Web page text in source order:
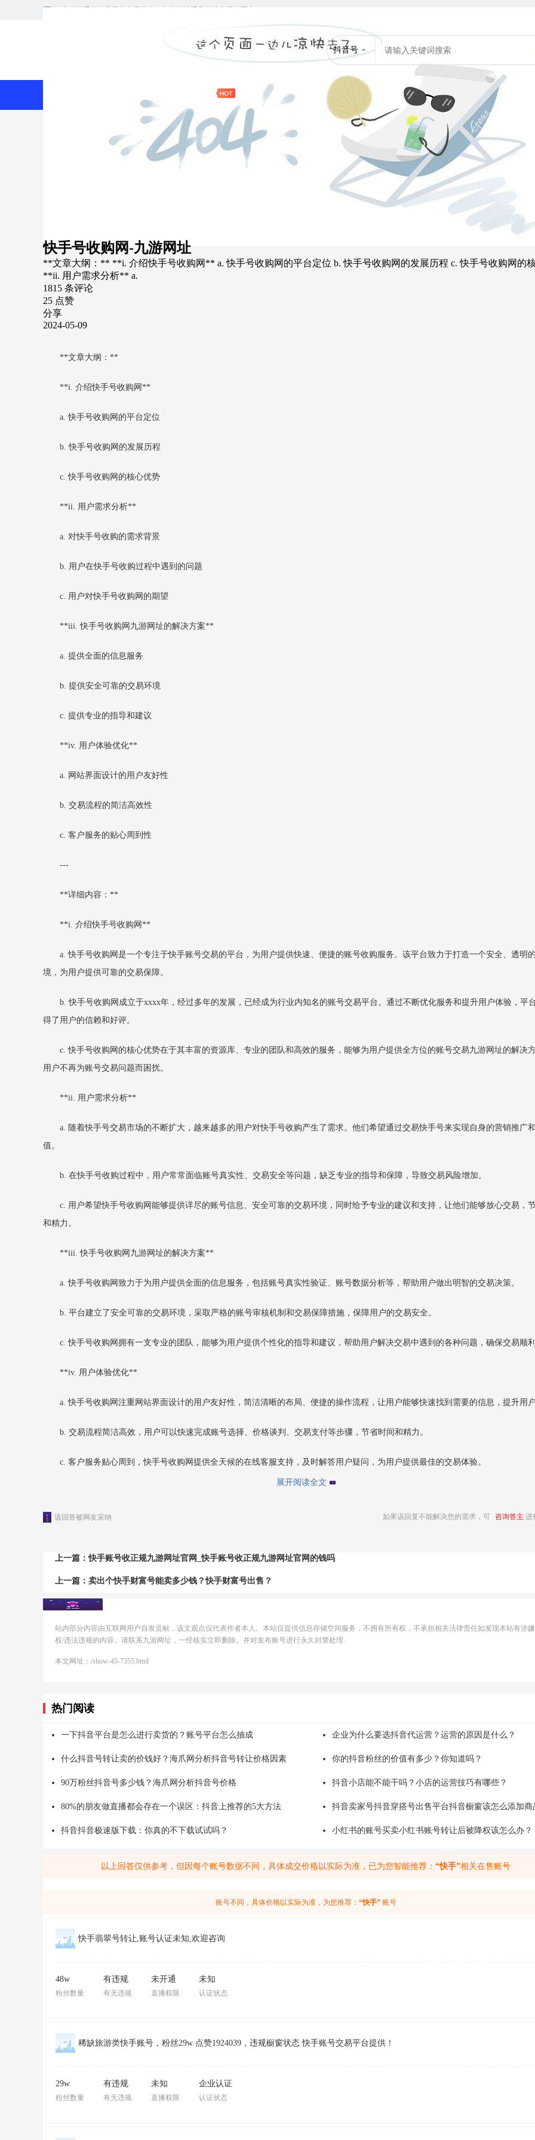
淘鑫媒快手等级号买卖交易平台，各等级快手号转让交易领军者
抖音号
快手账号购买 抖音号交易 微博账号交
快手号收购网-九游网址
**文章大纲：** **i. 介绍快手号收购网** a. 快手号收购网的平台定位 b. 快手号收购网的发展历程 c. 快手号收购网的
**ii. 用户需求分析** a.
1815 条评论
25 点赞
分享
2024-05-09
**文章大纲：**
**i. 介绍快手号收购网**
a. 快手号收购网的平台定位
b. 快手号收购网的发展历程
c. 快手号收购网的核心优势
**ii. 用户需求分析**
a. 对快手号收购的需求背景
b. 用户在快手号收购过程中遇到的问题
c. 用户对快手号收购网的期望
**iii. 快手号收购网九游网址的解决方案**
a. 提供全面的信息服务
b. 提供安全可靠的交易环境
c. 提供专业的指导和建议
**iv. 用户体验优化**
a. 网站界面设计的用户友好性
b. 交易流程的简洁高效性
c. 客户服务的贴心周到性
---
**详细内容：**
**i. 介绍快手号收购网**
a. 快手号收购网是一个专注于快手账号交易的平台，为用户提供快速、便捷的账号收购服务。该平台致力于打造一个安全、透明
境，为用户提供可靠的交易保障。
b. 快手号收购网成立于xxxx年，经过多年的发展，已经成为行业内知名的账号交易平台。通过不断优化服务和提升用户体验，平
得了用户的信赖和好评。
c. 快手号收购网的核心优势在于其丰富的资源库、专业的团队和高效的服务，能够为用户提供全方位的账号交易九游网址的解决
用户不再为账号交易问题而困扰。
**ii. 用户需求分析**
a. 随着快手号交易市场的不断扩大，越来越多的用户对快手号收购产生了需求。他们希望通过交易快手号来实现自身的营销推广
值。
b. 在快手号收购过程中，用户常常面临账号真实性、交易安全等问题，缺乏专业的指导和保障，导致交易风险增加。
c. 用户希望快手号收购网能够提供详尽的账号信息、安全可靠的交易环境，同时给予专业的建议和支持，让他们能够放心交易，
和精力。
**iii. 快手号收购网九游网址的解决方案**
a. 快手号收购网致力于为用户提供全面的信息服务，包括账号真实性验证、账号数据分析等，帮助用户做出明智的交易决策。
b. 平台建立了安全可靠的交易环境，采取严格的账号审核机制和交易保障措施，保障用户的交易安全。
c. 快手号收购网拥有一支专业的团队，能够为用户提供个性化的指导和建议，帮助用户解决交易中遇到的各种问题，确保交易顺利
**iv. 用户体验优化**
a. 快手号收购网注重网站界面设计的用户友好性，简洁清晰的布局、便捷的操作流程，让用户能够快速找到需要的信息，提升用户
b. 交易流程简洁高效，用户可以快速完成账号选择、价格谈判、交易支付等步骤，节省时间和精力。
c. 客户服务贴心周到，快手号收购网提供全天候的在线客服支持，及时解答用户疑问，为用户提供最佳的交易体验。
展开阅读全文
该回答被网友采纳 如果该回复不能解决您的需求，可 咨询答主 进
上一篇：快手账号收正规九游网址官网_快手账号收正规九游网址官网的钱吗
上一篇： 卖出个快手财富号能卖多少钱？快手财富号出售？
站内部分内容由互联网用户自发贡献，该文观点仅代表作者本人。本站仅提供信息存储空间服务，不拥有所有权，不承担相关法律责任如发现本站有涉
权/违法违规的内容。请联系九游网址，一经核实立即删除。并对发布账号进行永久封禁处理.
本文网址：/show-45-7355.html
热门阅读
一下抖音平台是怎么进行卖货的？账号平台怎么抽成 企业为什么要选抖音代运营？运营的原因是什么？
什么抖音号转让卖的价钱好？海爪网分析抖音号转让价格因素 你的抖音粉丝的价值有多少？你知道吗？
90万粉丝抖音号多少钱？海爪网分析抖音号价格 抖音小店能不能干吗？小店的运营技巧有哪些？
80%的朋友做直播都会存在一个误区：抖音上推荐的5大方法 抖音卖家号抖音穿搭号出售平台抖音橱窗该怎么添加商
抖音抖音极速版下载：你真的不下载试试吗？ 小红书的账号买卖小红书账号转让后被降权该怎么办？
以上回答仅供参考，但因每个账号数据不同，具体成交价格以实际为准，已为您智能推荐： “快手”相关在售账号
账号不同，具体价格以实际为准，为您推荐： “快手” 账号
快手翡翠号转让,账号认证未知,欢迎咨询
48w 有违规 未开通 未知
粉丝数量 有无违规 直播权限 认证状态
稀缺旅游类快手账号，粉丝29w 点赞1924039，违规橱窗状态 快手账号交易平台提供！
29w 有违规 未知 企业认证
粉丝数量 有无违规 直播权限 认证状态